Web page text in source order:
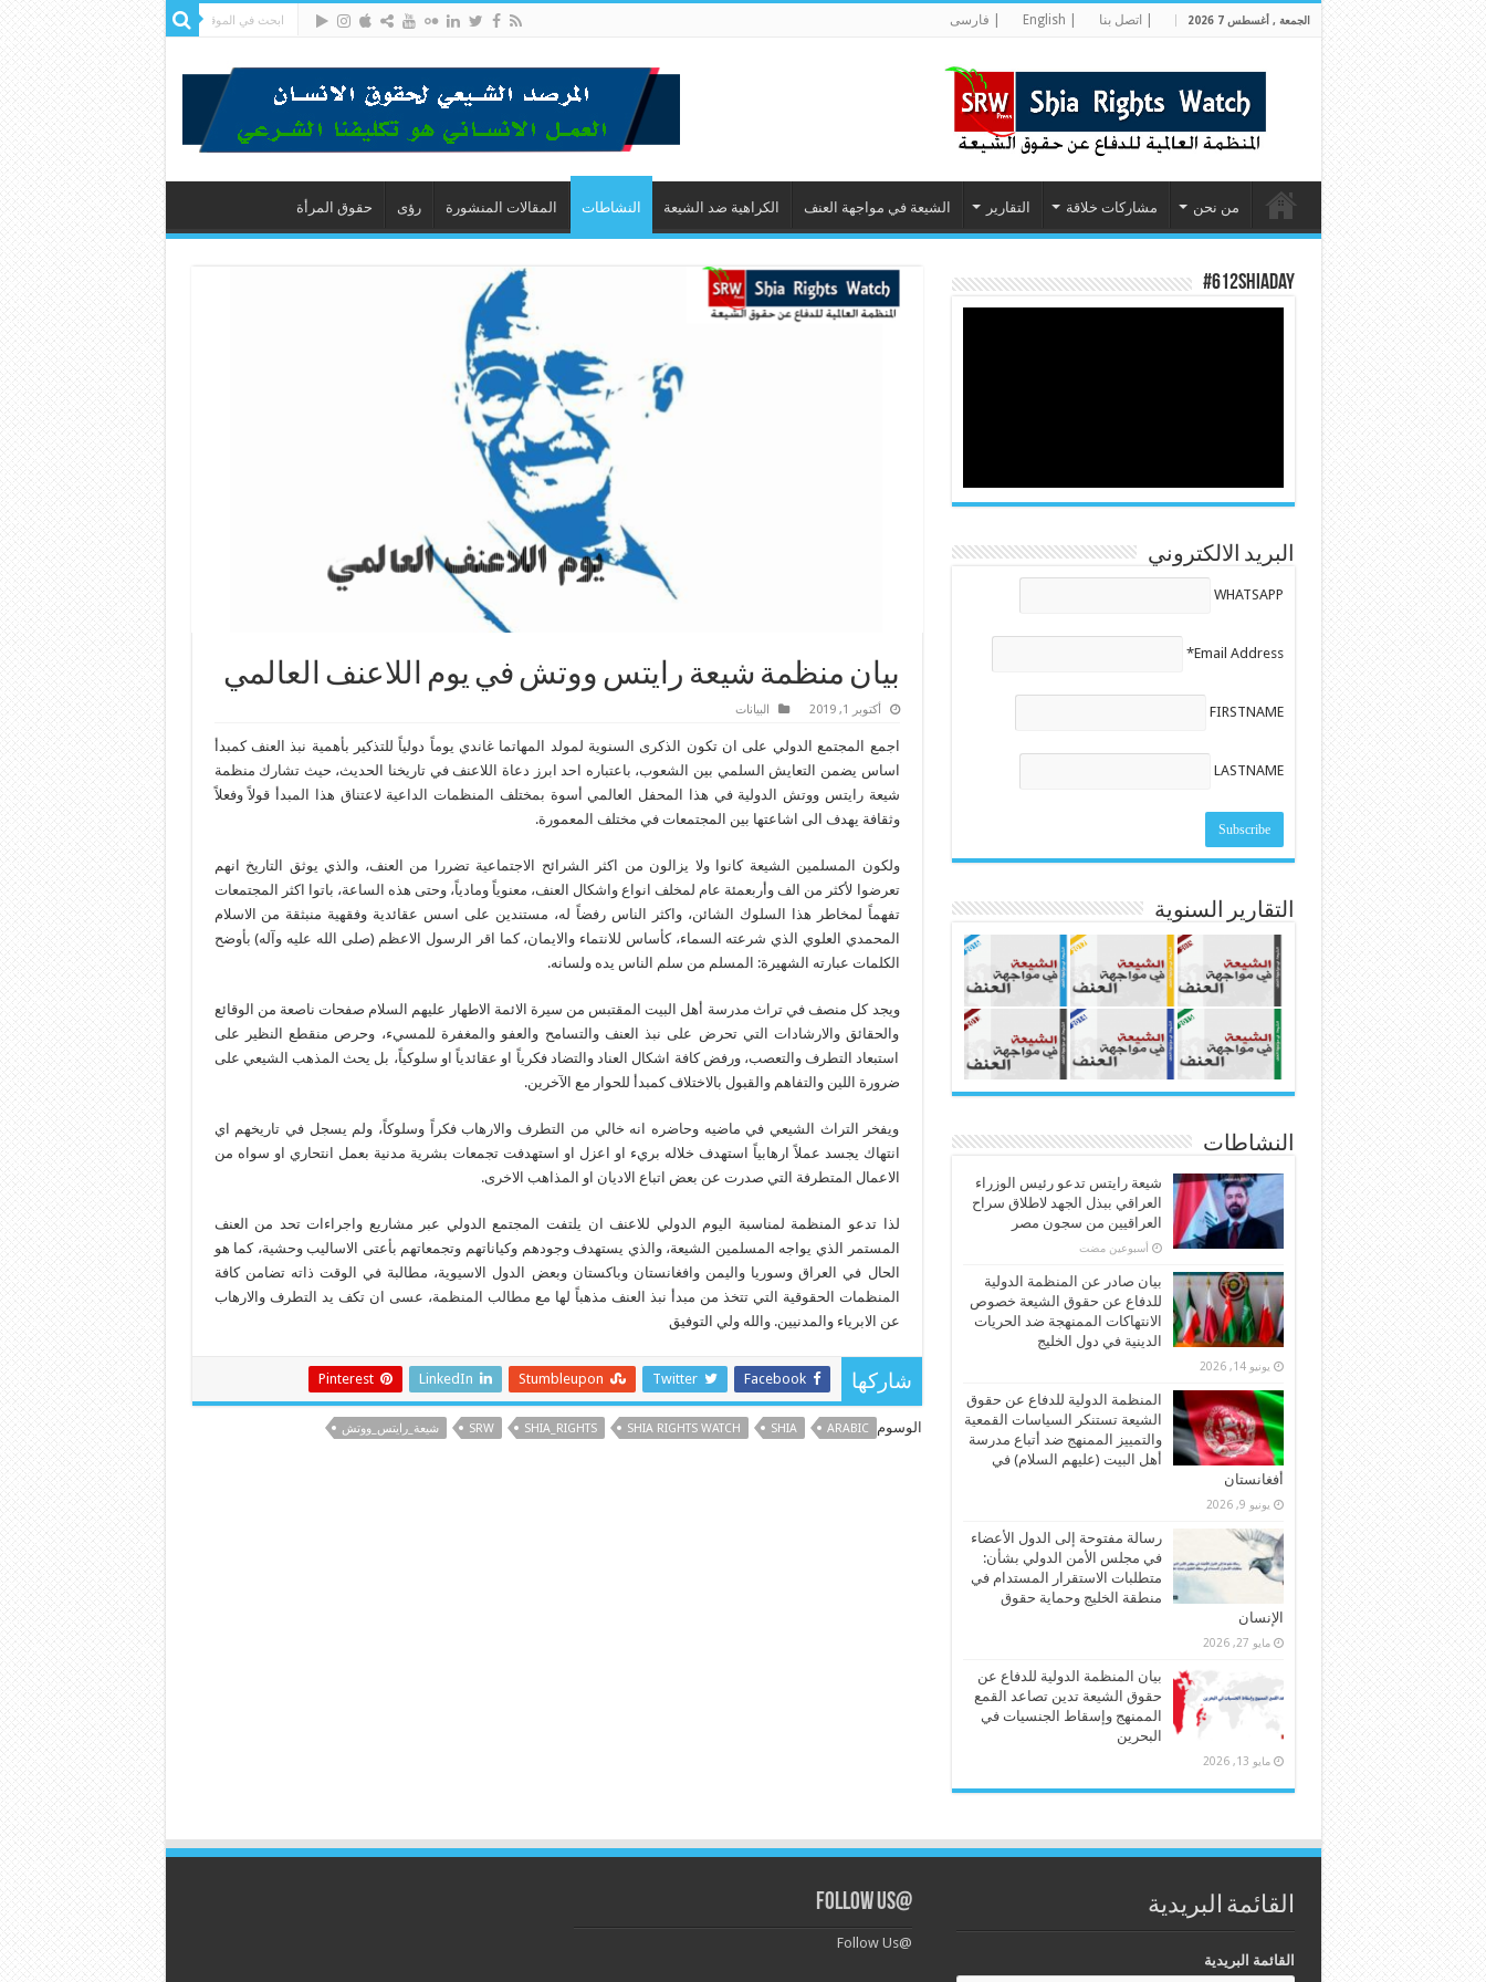
الجمعة , أغسطس 7 2026 | اتصل بنا | فارسى
من نحن مشاركات خلاقة التقارير الشيعة في مواجهة العنف الكراهية ضد الشيعة النشاطات المقالات المنشورة رؤى حقوق المرأة
بيان منظمة شيعة رايتس ووتش في يوم اللاعنف العالمي
أكتوبر 1, 2019 البیانات
اجمع المجتمع الدولي على ان تكون الذكرى السنوية لمولد المهاتما غاندي يوماً دولياً للتذكير بأهمية نبذ العنف كمبدأ
اساس يضمن التعايش السلمي بين الشعوب، باعتباره احد ابرز دعاة اللاعنف في تاريخنا الحديث، حيث تشارك منظمة
شيعة رايتس ووتش الدولية في هذا المحفل العالمي أسوة بمختلف المنظمات الداعية لاعتناق هذا المبدأ قولاً وفعلاً
وثقافة يهدف الى اشاعتها بين المجتمعات في مختلف المعمورة.
ولكون المسلمين الشيعة كانوا ولا يزالون من اكثر الشرائح الاجتماعية تضررا من العنف، والذي يوثق التاريخ انهم
تعرضوا لأكثر من الف وأربعمئة عام لمخلف انواع واشكال العنف، معنوياً ومادياً، وحتى هذه الساعة، باتوا اكثر المجتمعات
تفهماً لمخاطر هذا السلوك الشائن، واكثر الناس رفضاً له، مستندين على اسس عقائدية وفقهية منبثقة من الاسلام
المحمدي العلوي الذي شرعته السماء، كأساس للانتماء والايمان، كما اقر الرسول الاعظم (صلى الله عليه وآله) بأوضح
الكلمات عبارته الشهيرة: المسلم من سلم الناس يده ولسانه.
ويجد كل منصف في تراث مدرسة أهل البيت المقتبس من سيرة الائمة الاطهار عليهم السلام صفحات ناصعة من الوقائع
والحقائق والارشادات التي تحرض على نبذ العنف والتسامح والعفو والمغفرة للمسيء، وحرص منقطع النظير على
استبعاد التطرف والتعصب، ورفض كافة اشكال العناد والتضاد فكرياً او عقائدياً او سلوكياً، بل يحث المذهب الشيعي على
ضرورة اللين والتفاهم والقبول بالاختلاف كمبدأ للحوار مع الآخرين.
ويفخر التراث الشيعي في ماضيه وحاضره انه خالي من التطرف والارهاب فكراً وسلوكاً، ولم يسجل في تاريخهم اي
انتهاك يجسد عملاً ارهابياً استهدف خلاله بريء او اعزل او استهدفت تجمعات بشرية مدنية بعمل انتحاري او سواه من
الاعمال المتطرفة التي صدرت عن بعض اتباع الاديان او المذاهب الاخرى.
لذا تدعو المنظمة لمناسبة اليوم الدولي للاعنف ان يلتفت المجتمع الدولي عبر مشاريع واجراءات تحد من العنف
المستمر الذي يواجه المسلمين الشيعة، والذي يستهدف وجودهم وكياناتهم وتجمعاتهم بأعتى الاساليب وحشية، كما هو
الحال في العراق وسوريا واليمن وافغانستان وباكستان وبعض الدول الاسيوية، مطالبة في الوقت ذاته تضامن كافة
المنظمات الحقوقية التي تتخذ من مبدأ نبذ العنف مذهباً لها مع مطالب المنظمة، عسى ان تكف يد التطرف والارهاب
عن الابرياء والمدنيين. والله ولي التوفيق
شاركها Facebook
Twitter
Stumbleupon
LinkedIn
Pinterest
الوسوم ARABIC
SHIA
SHIA RIGHTS WATCH
SHIA_RIGHTS
SRW شيعة_رايتس_ووتش
#612ShiaDay
البريد الالكتروني
WHATSAPP
Email Address*
FIRSTNAME
LASTNAME
التقارير السنوية
النشاطات
شيعة رايتس تدعو رئيس الوزراء
العراقي ببذل الجهد لاطلاق سراح
العراقيين من سجون مصر
‏أسبوعين مضت
بيان صادر عن المنظمة الدولية
للدفاع عن حقوق الشيعة خصوص
الانتهاكات الممنهجة ضد الحريات
الدينية في دول الخليج
يونيو 14, 2026
المنظمة الدولية للدفاع عن حقوق
الشيعة تستنكر السياسات القمعية
والتمييز الممنهج ضد أتباع مدرسة
أهل البيت (عليهم السلام) في
أفغانستان
يونيو 9, 2026
رسالة مفتوحة إلى الدول الأعضاء
في مجلس الأمن الدولي بشأن:
متطلبات الاستقرار المستدام في
منطقة الخليج وحماية حقوق
الإنسان
مايو 27, 2026
بيان المنظمة الدولية للدفاع عن
حقوق الشيعة تدين تصاعد القمع
الممنهج وإسقاط الجنسيات في
البحرين
مايو 13, 2026
القائمة البريدية
القائمة البريدية
@Follow Us
@Follow Us